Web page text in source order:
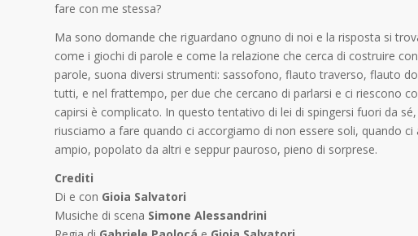
fare con me stessa?
Ma sono domande che riguardano ognuno di noi e la risposta si
come i giochi di parole e come la relazione che cerca di costruire
parole, suona diversi strumenti: sassofono, flauto traverso, flauto
tutti, e nel frattempo, per due che cercano di parlarsi e ci riescono
capirsi è complicato. In questo tentativo di lei di spingersi fuori da
riusciamo a fare quando ci accorgiamo di non essere soli, quando
ampio, popolato da altri e seppur pauroso, pieno di sorprese.
Crediti
Di e con Gioia Salvatori
Musiche di scena Simone Alessandrini